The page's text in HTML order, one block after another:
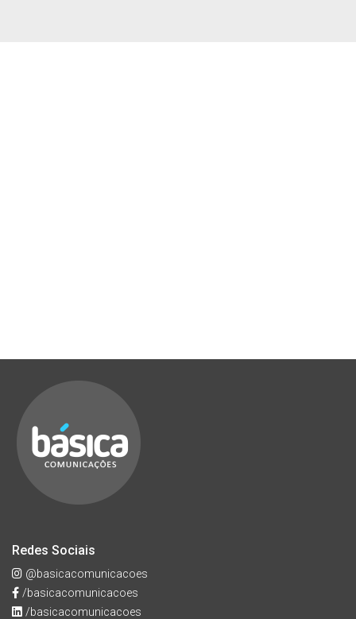
Redes Sociais
@basicacomunicacoes
/basicacomunicacoes
/basicacomunicacoes